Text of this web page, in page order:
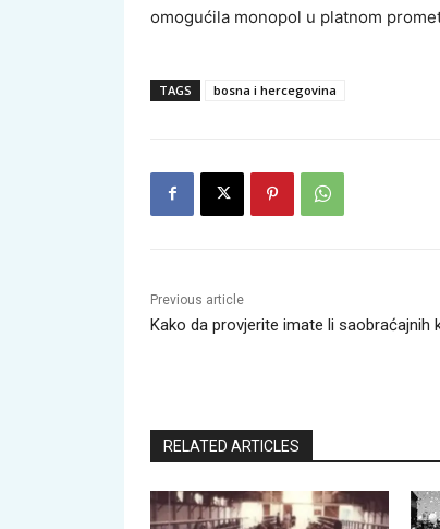
omogućila monopol u platnom
TAGS bosna i hercegovina
Previous article
Kako da provjerite imate li saobraćajnih
RELATED ARTICLES